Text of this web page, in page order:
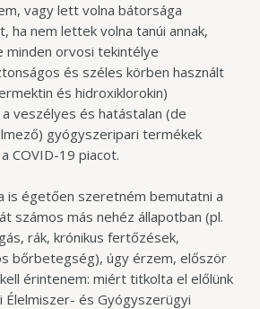
vagy lett volna bátorsága
ha nem lettek volna tanúi annak,
minden orvosi tekintélye
és széles körben használt
és hidroxiklorokin)
veszélyes és hatástalan (de
gyógyszeripari termékek
COVID-19 piacot.
is égetően szeretném bemutatni a
számos más nehéz állapotban (pl.
rák, krónikus fertőzések,
bőrbetegség), úgy érzem, először
érintenem: miért titkolta el előlünk
Élelmiszer- és Gyógyszerügyi